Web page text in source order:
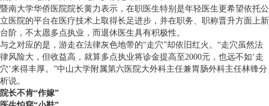
暨南大学华侨医院院长黄力表示，在职医生特别是年轻医生更希望依托公
立医院的平台在医疗技术上取得长足进步，并在职务、职称晋升方面上新
台阶，不太愿多点执业，而退休医生具有积极性。
与之对应的是，游走在法律灰色地带的“走穴”却依旧红火。“走穴虽然法
律风险大，但收益高，就算多点执业将诊金提高至2000元，也远不如‘走
穴’来得丰厚。”中山大学附属第六医院大外科主任兼胃肠外科主任林锋分
析说。
院长不肯“作嫁”